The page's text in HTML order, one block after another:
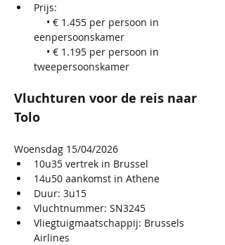
Prijs:
eenpersoonskamer
tweepersoonskamer
Vluchturen voor de reis naar
Tolo
Woensdag 15/04/2026
10u35 vertrek in Brussel
14u50 aankomst in Athene
Duur: 3u15
Vluchtnummer: SN3245
Vliegtuigmaatschappij: Brussels
Airlines